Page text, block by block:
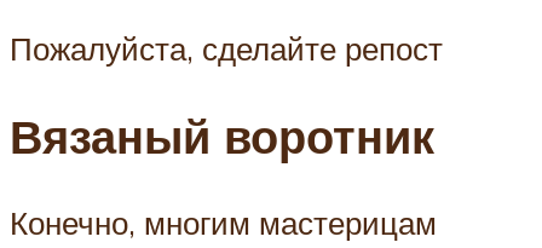
Пожалуйста, сделайте репост
Вязаный воротник
Конечно, многим мастерицам